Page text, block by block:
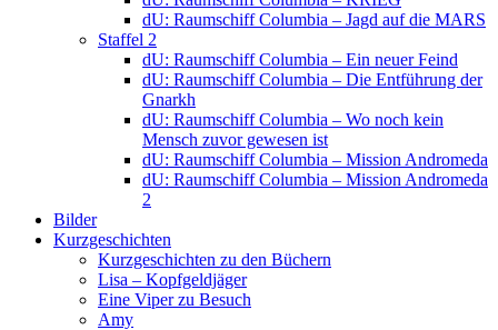
dU: Raumschiff Columbia – Jagd auf die MARS
Staffel 2
dU: Raumschiff Columbia – Ein neuer Feind
dU: Raumschiff Columbia – Die Entführung der
Gnarkh
dU: Raumschiff Columbia – Wo noch kein
Mensch zuvor gewesen ist
dU: Raumschiff Columbia – Mission Andromeda
dU: Raumschiff Columbia – Mission Andromeda
2
Bilder
Kurzgeschichten
Kurzgeschichten zu den Büchern
Lisa – Kopfgeldjäger
Eine Viper zu Besuch
Amy